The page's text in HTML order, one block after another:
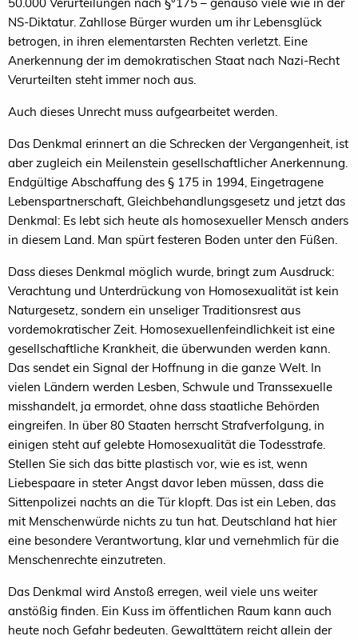
NS-Diktatur. Zahllose Bürger wurden um ihr Lebensglück
betrogen, in ihren elementarsten Rechten verletzt. Eine
Anerkennung der im demokratischen Staat nach Nazi-Recht
Verurteilten steht immer noch aus.
Auch dieses Unrecht muss aufgearbeitet werden.
Das Denkmal erinnert an die Schrecken der Vergangenheit, ist
aber zugleich ein Meilenstein gesellschaftlicher Anerkennung.
Endgültige Abschaffung des § 175 in 1994, Eingetragene
Lebenspartnerschaft, Gleichbehandlungsgesetz und jetzt das
Denkmal: Es lebt sich heute als homosexueller Mensch anders
in diesem Land. Man spürt festeren Boden unter den Füßen.
Dass dieses Denkmal möglich wurde, bringt zum Ausdruck:
Verachtung und Unterdrückung von Homosexualität ist kein
Naturgesetz, sondern ein unseliger Traditionsrest aus
vordemokratischer Zeit. Homosexuellenfeindlichkeit ist eine
gesellschaftliche Krankheit, die überwunden werden kann.
Das sendet ein Signal der Hoffnung in die ganze Welt. In
vielen Ländern werden Lesben, Schwule und Transsexuelle
misshandelt, ja ermordet, ohne dass staatliche Behörden
eingreifen. In über 80 Staaten herrscht Strafverfolgung, in
einigen steht auf gelebte Homosexualität die Todesstrafe.
Stellen Sie sich das bitte plastisch vor, wie es ist, wenn
Liebespaare in steter Angst davor leben müssen, dass die
Sittenpolizei nachts an die Tür klopft. Das ist ein Leben, das
mit Menschenwürde nichts zu tun hat. Deutschland hat hier
eine besondere Verantwortung, klar und vernehmlich für die
Menschenrechte einzutreten.
Das Denkmal wird Anstoß erregen, weil viele uns weiter
anstößig finden. Ein Kuss im öffentlichen Raum kann auch
heute noch Gefahr bedeuten. Gewalttätern reicht allein der